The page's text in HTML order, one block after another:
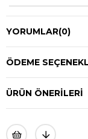
YORUMLAR(0)
ÖDEME
ÜRÜN ÖNERILERI